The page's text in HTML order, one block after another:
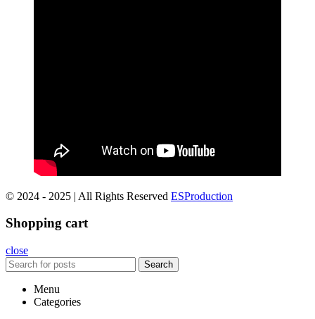
© 2024 - 2025 | All Rights Reserved ESProduction
Shopping cart
close
Search
Menu
Categories